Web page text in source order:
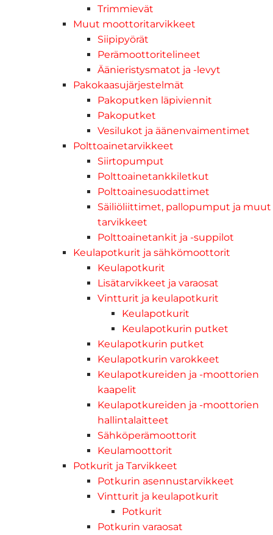
Trimmievät
Muut moottoritarvikkeet
Siipipyörät
Perämoottoritelineet
Äänieristysmatot ja -levyt
Pakokaasujärjestelmät
Pakoputken läpiviennit
Pakoputket
Vesilukot ja äänenvaimentimet
Polttoainetarvikkeet
Siirtopumput
Polttoainetankkiletkut
Polttoainesuodattimet
Säiliöliittimet, pallopumput ja muut
tarvikkeet
Polttoainetankit ja -suppilot
Keulapotkurit ja sähkömoottorit
Keulapotkurit
Lisätarvikkeet ja varaosat
Vintturit ja keulapotkurit
Keulapotkurit
Keulapotkurin putket
Keulapotkurin putket
Keulapotkurin varokkeet
Keulapotkureiden ja -moottorien
kaapelit
Keulapotkureiden ja -moottorien
hallintalaitteet
Sähköperämoottorit
Keulamoottorit
Potkurit ja Tarvikkeet
Potkurin asennustarvikkeet
Vintturit ja keulapotkurit
Potkurit
Potkurin varaosat